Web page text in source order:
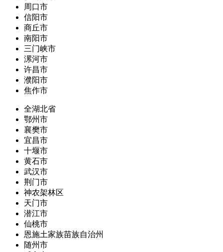
周口市
信阳市
商丘市
南阳市
三门峡市
漯河市
许昌市
濮阳市
焦作市
全湖北省
鄂州市
襄樊市
宜昌市
十堰市
黄石市
武汉市
荆门市
神农架林区
天门市
潜江市
仙桃市
恩施土家族苗族自治州
随州市